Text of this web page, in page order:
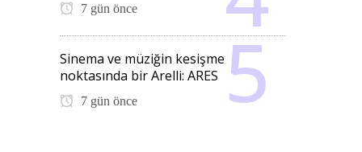
7 gün önce
Sinema ve müziğin kesişme
noktasında bir Arelli: ARES
7 gün önce